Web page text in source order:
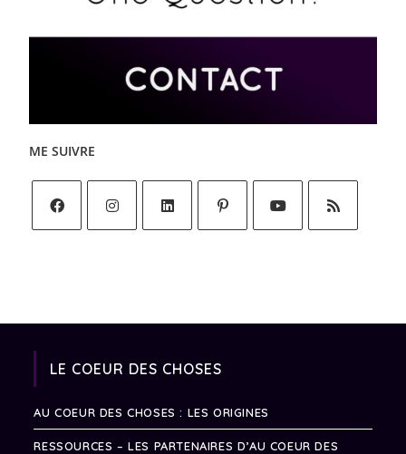
ME SUIVRE
LE COEUR DES CHOSES
AU COEUR DES CHOSES : LES ORIGINES
RESSOURCES – LES PARTENAIRES D’AU COEUR DES